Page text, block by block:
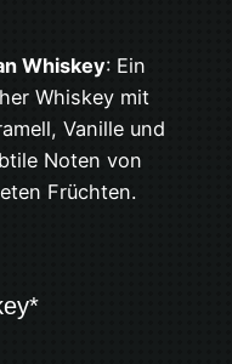
Whiskey: Ein
Whiskey mit
Vanille und
Noten von
Früchten.